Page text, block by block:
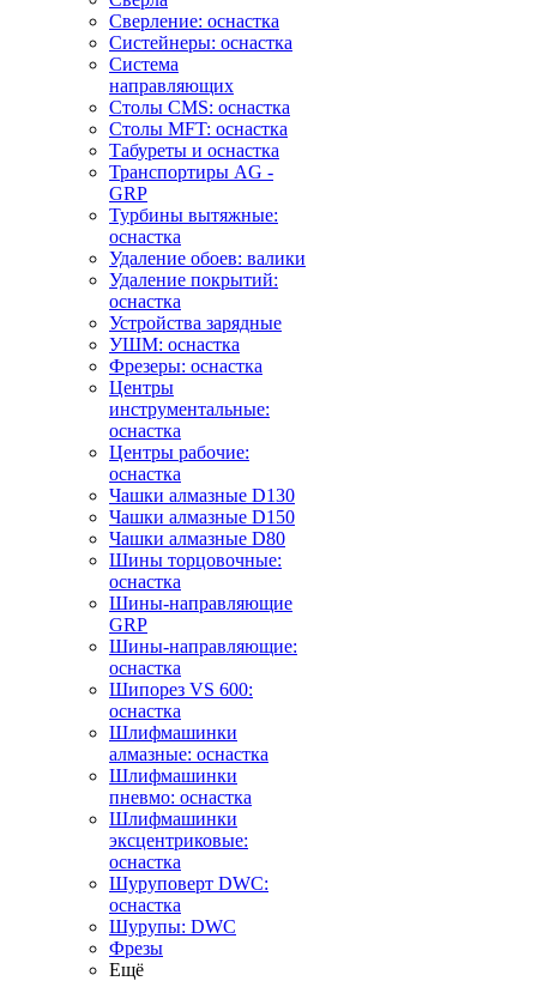
Сверление: оснастка
Систейнеры: оснастка
Система
направляющих
Столы CMS: оснастка
Столы MFT: оснастка
Табуреты и оснастка
Транспортиры AG -
GRP
Турбины вытяжные:
оснастка
Удаление обоев: валики
Удаление покрытий:
оснастка
Устройства зарядные
УШМ: оснастка
Фрезеры: оснастка
Центры
инструментальные:
оснастка
Центры рабочие:
оснастка
Чашки алмазные D130
Чашки алмазные D150
Чашки алмазные D80
Шины торцовочные:
оснастка
Шины-направляющие
GRP
Шины-направляющие:
оснастка
Шипорез VS 600:
оснастка
Шлифмашинки
алмазные: оснастка
Шлифмашинки
пневмо: оснастка
Шлифмашинки
эксцентриковые:
оснастка
Шуруповерт DWC:
оснастка
Шурупы: DWC
Фрезы
Ещё